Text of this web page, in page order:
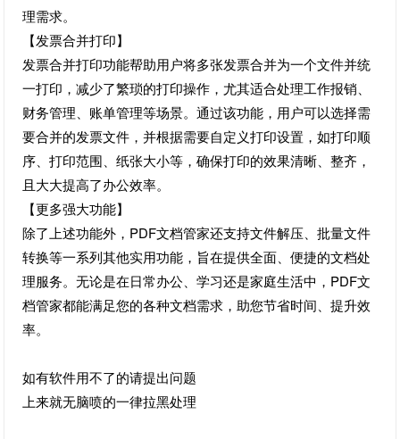
理需求。
【发票合并打印】
发票合并打印功能帮助用户将多张发票合并为一个文件并统
一打印，减少了繁琐的打印操作，尤其适合处理工作报销、
财务管理、账单管理等场景。通过该功能，用户可以选择需
要合并的发票文件，并根据需要自定义打印设置，如打印顺
序、打印范围、纸张大小等，确保打印的效果清晰、整齐，
且大大提高了办公效率。
【更多强大功能】
除了上述功能外，PDF文档管家还支持文件解压、批量文件
转换等一系列其他实用功能，旨在提供全面、便捷的文档处
理服务。无论是在日常办公、学习还是家庭生活中，PDF文
档管家都能满足您的各种文档需求，助您节省时间、提升效
率。
如有软件用不了的请提出问题
上来就无脑喷的一律拉黑处理